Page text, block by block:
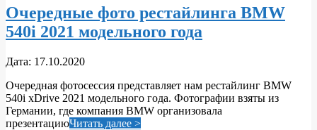
Очередные фото рестайлинга BMW
540i 2021 модельного года
2020-
17
Дата: 17.10.2020
Очередная фотосессия представляет нам рестайлинг BMW
540i xDrive 2021 модельного года. Фотографии взяты из
Германии, где компания BMW организовала
презентациюЧитать далее >